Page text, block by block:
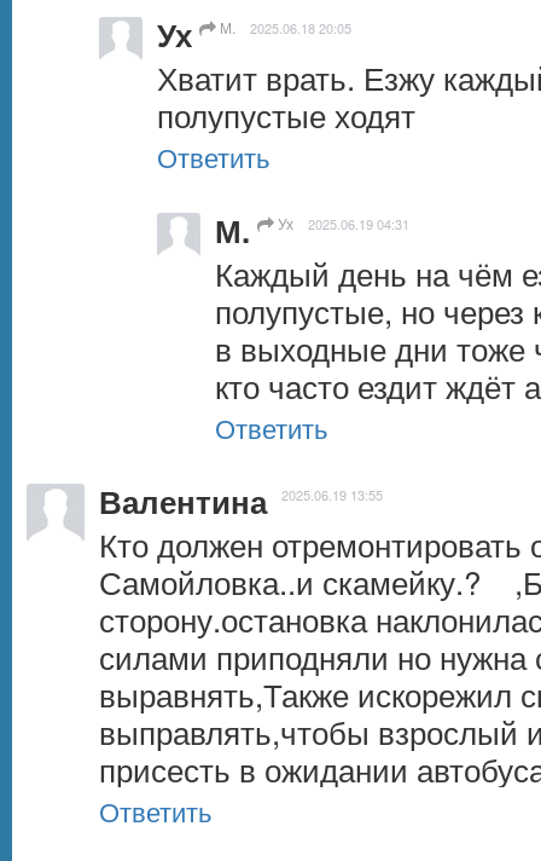
Ух М. 2025.06.18 20:05
Хватит врать. Езжу
полупустые ходят
Ответить
М. Ух 2025.06.19 04:31
Каждый день на чём
полупустые, но
в выходные дни тоже
кто часто ездит ждёт
Ответить
Валентина 2025.06.19 13:55
Кто должен отремонтировать
Самойловка..и скамейку.?
сторону.остановка
силами приподняли но нужна
выравнять,Также искорежил
выправлять,чтобы взрослый
присесть в ожидании
Ответить